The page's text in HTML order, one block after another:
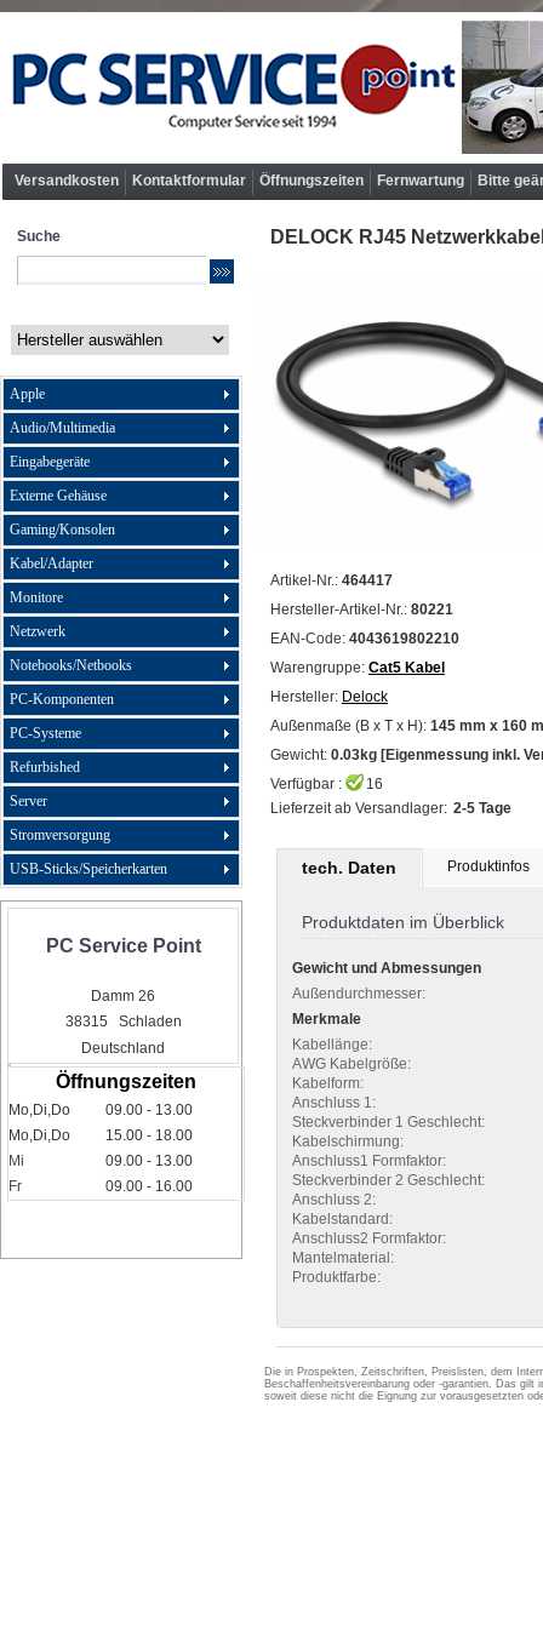
Versandkosten Kontaktformular Öffnungszeiten Fernwartung Bitte
Suche
Apple
Audio/Multimedia
Eingabegeräte
Externe Gehäuse
Gaming/Konsolen
Kabel/Adapter
Monitore
Netzwerk
Notebooks/Netbooks
PC-Komponenten
PC-Systeme
Refurbished
Server
Stromversorgung
USB-Sticks/Speicherkarten
PC Service Point
Damm 26
38315 Schladen
Deutschland
Öffnungszeiten
Mo,Di,Do
09.00 - 13.00
Mo,Di,Do
15.00 - 18.00
Mi
09.00 - 13.00
Fr
09.00 - 16.00
DELOCK RJ45
Artikel-Nr.: 464417
Hersteller-Artikel-Nr.: 80221
EAN-Code: 4043619802210
Warengruppe: Cat5 Kabel
Hersteller: Delock
Außenmaße (B x T x H): 145 mm x 160
Gewicht: 0.03kg [Eigenmessung inkl.
Verfügbar :
16
Lieferzeit ab Versandlager: 2-5 Tage
tech. Daten Produktinfos
Produktdaten im Überblick
Gewicht und Abmessungen
Außendurchmesser:
Merkmale
Kabellänge:
AWG Kabelgröße:
Kabelform:
Anschluss 1:
Steckverbinder 1 Geschlecht:
Kabelschirmung:
Anschluss1 Formfaktor:
Steckverbinder 2 Geschlecht:
Anschluss 2:
Kabelstandard:
Anschluss2 Formfaktor:
Mantelmaterial:
Produktfarbe:
Die in Prospekten, Zeitschriften, Preislisten, dem
Beschaffenheitsvereinbarung oder -garantien. Das
soweit diese nicht die Eignung zur vorausgesetzten